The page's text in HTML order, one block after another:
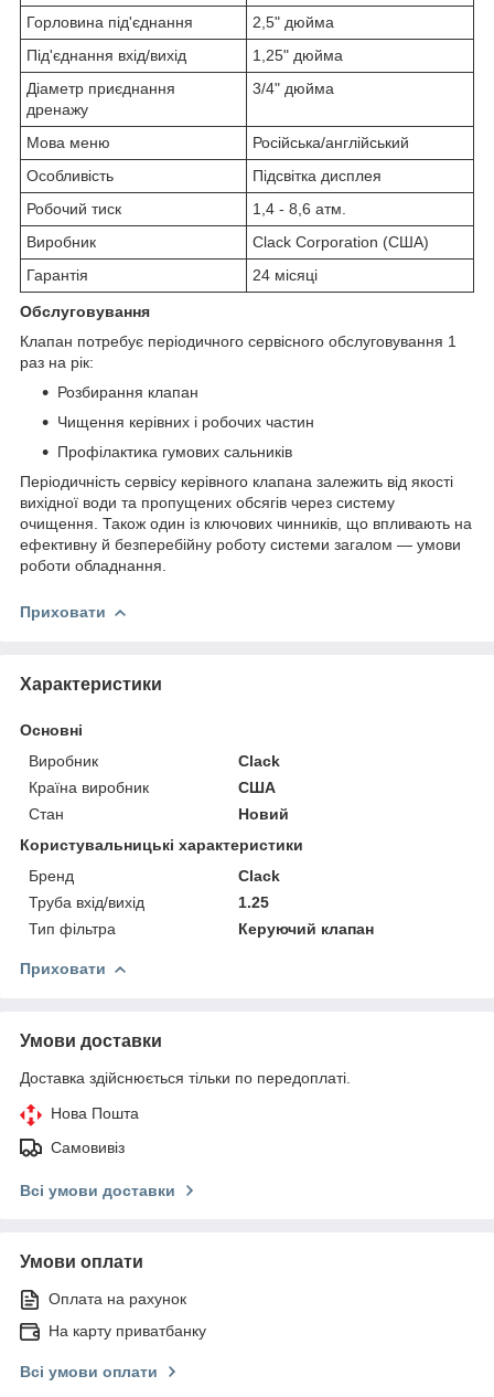
Горловина під'єднання
2,5" дюйма
Під'єднання вхід/вихід
1,25" дюйма
Діаметр приєднання
дренажу
3/4" дюйма
Мова меню
Російська/англійський
Особливість
Підсвітка дисплея
Робочий тиск
1,4 - 8,6 атм.
Виробник
Clack Corporation (США)
Гарантія
24 місяці
Обслуговування
Клапан потребує періодичного сервісного обслуговування 1
раз на рік:
Розбирання клапан
Чищення керівних і робочих частин
Профілактика гумових сальників
Періодичність сервісу керівного клапана залежить від якості
вихідної води та пропущених обсягів через систему
очищення. Також один із ключових чинників, що впливають на
ефективну й безперебійну роботу системи загалом — умови
роботи обладнання.
Приховати
Характеристики
Основні
Виробник
Clack
Країна виробник
США
Стан
Новий
Користувальницькі характеристики
Бренд
Clack
Труба вхід/вихід
1.25
Тип фільтра
Керуючий клапан
Приховати
Умови доставки
Доставка здійснюється тільки по передоплаті.
Нова Пошта
Самовивіз
Всі умови доставки
Умови оплати
Оплата на рахунок
На карту приватбанку
Всі умови оплати